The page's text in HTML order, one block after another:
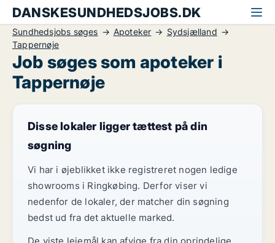
DANSKESUNDHEDSJOBS.DK
Sundhedsjobs søges Apoteker
Sydsjælland
Tappernøje
Job søges som apoteker i
Tappernøje
Disse lokaler ligger tættest på din
søgning
Vi har i øjeblikket ikke registreret nogen ledige
showrooms i Ringkøbing. Derfor viser vi
nedenfor de lokaler, der matcher din søgning
bedst ud fra det aktuelle marked.